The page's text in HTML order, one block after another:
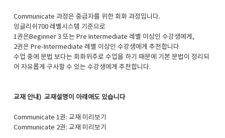
Communicate 과정은 중급자를 위한 회화 과정입니다.
잉글리쉬700 레벨시스템 기준으로
1권은Beginner 3 또는 Pre Intermediate 레벨 이상인 수강생에게,
2권은 Pre-Intermediate 레벨 이상인 수강생에게 추천합니다
수업 중에 문법 보다는 회화위주로 수업을 하기 때문에 기본 문법이 정리되
어 자유롭게 구사할 수 있는 수강생에게 추천합니다.
교재 안내) 교재설명이 아래애도 있습니다
Communicate 1권: 교재 미리보기
Communicate 2권: 교재 미리보기